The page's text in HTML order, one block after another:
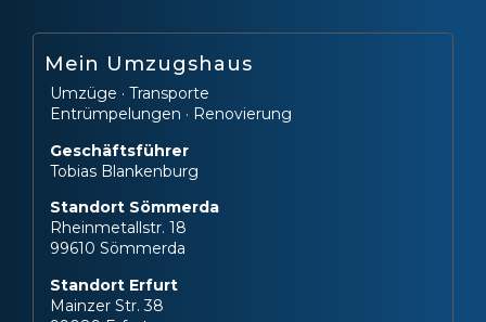
Mein Umzugshaus
Umzüge · Transporte
Entrümpelungen · Renovierung
Geschäftsführer
Tobias Blankenburg
Standort Sömmerda
Rheinmetallstr. 18
99610 Sömmerda
Standort Erfurt
Mainzer Str. 38